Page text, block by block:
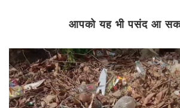
आपको यह भी पसंद आ